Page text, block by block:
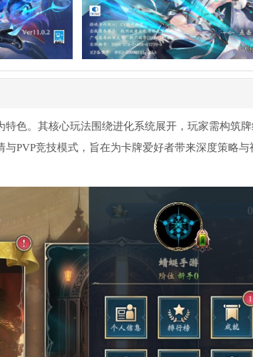
色。其核心玩法围绕进化系统展开，玩家需构筑牌
PVP竞技模式，旨在为卡牌爱好者带来深度策略